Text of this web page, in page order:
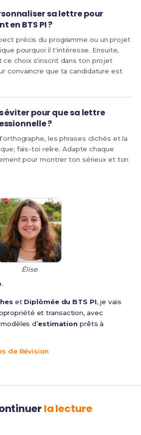
sa lettre pour
en BTS PI ?
précis du programme ou un projet
pourquoi il t'intéresse. Ensuite,
ce choix s'inscrit dans ton projet
convaincre que ta candidature est
éviter pour que sa lettre
?
les phrases clichés et la
fais-toi relire. Adapte chaque
pour montrer ton sérieux et ton
Élise
.
et Diplômée du BTS PI, je vais
et transaction, avec
d’estimation prêts à
de Révision
la lecture